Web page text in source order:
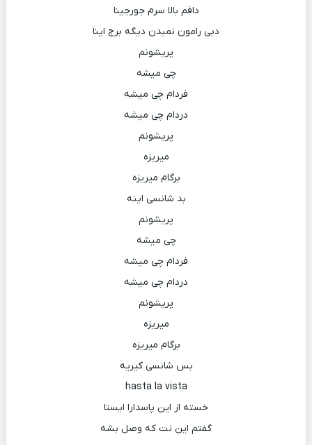
دافم بالا سرم جورجینا
دبی رامون نمیدن دیگه برج اینا
پریشونم
چی میشه
فردام چی میشه
دردام چی میشه
پریشونم
میریزه
برگام میریزه
بد شانسی اینه
پریشونم
چی میشه
فردام چی میشه
دردام چی میشه
پریشونم
میریزه
برگام میریزه
بس شانسی کیریه
hasta la vista
خسته از این پاسدارا ایستا
گفتم این نت که وصل بشه